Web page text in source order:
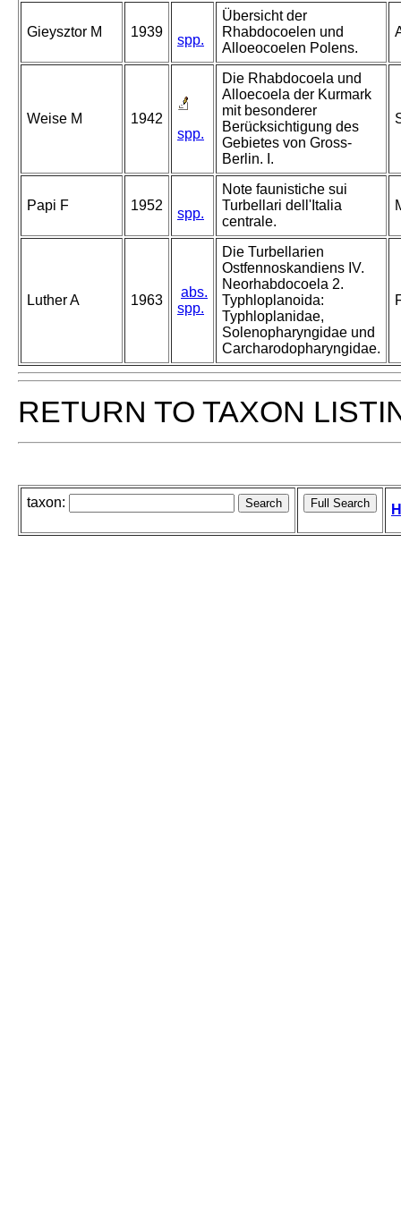
Gieysztor M 1939
spp.
Übersicht der
Rhabdocoelen und
Alloeocoelen Polens.
Weise M
1942
spp.
Die Rhabdocoela und
Alloecoela der Kurmark
mit besonderer
Berücksichtigung des
Gebietes von Gross-
Berlin. I.
Papi F 1952
spp.
Note faunistiche sui
Turbellari dell'Italia
centrale.
Luther A 1963
abs.
spp.
Die Turbellarien
Ostfennoskandiens IV.
Neorhabdocoela 2.
Typhloplanoida:
Typhloplanidae,
Solenopharyngidae und
Carcharodopharyngidae.
RETURN TO TAXON
taxon: